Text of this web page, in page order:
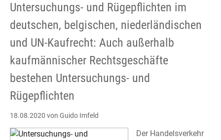
Untersuchungs- und Rügepflichten im
deutschen, belgischen, niederländischen
und UN-Kaufrecht: Auch außerhalb
kaufmännischer Rechtsgeschäfte
bestehen Untersuchungs- und
Rügepflichten
18.08.2020 von Guido Imfeld
Der Handelsverkehr